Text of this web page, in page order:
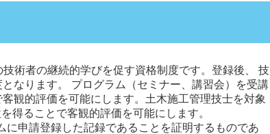
術者の継続的学びを促す資格制度です。登録後、 技
なります。 プログラム（セミナー、講習会）を受講
観的評価を可能にします。土木施工管理技士を対象
得ることで客観的評価を可能にします。
申請登録した記録であることを証明するものであ